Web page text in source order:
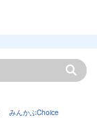
みんかぶChoice